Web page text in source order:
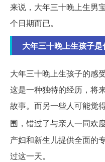
来说，大年三十晚上生男
个日期而已。
大年三十晚上生孩子是
大年三十晚上生孩子的感
这是一种独特的经历，将
故事。而另一些人可能觉
围，错过了与亲人一同欢
产妇和新生儿提供全面的
过这一天。